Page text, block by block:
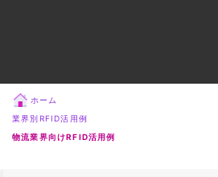
ホーム
業界別RFID活用例
物流業界向けRFID活用例